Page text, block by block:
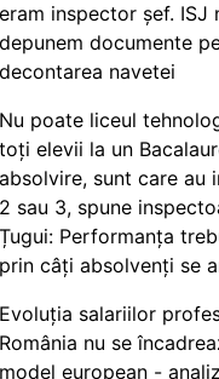
eram inspector șef. ISJ
depunem documente
decontarea navetei
Nu poate liceul
toți elevii la un
absolvire, sunt care au
2 sau 3, spune
Țugui: Performanța
prin câți absolvenți se
Evoluția salariilor
România nu se
model european -